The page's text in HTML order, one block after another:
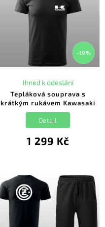
–19 %
Tepláková souprava s
krátkým rukávem Kawasaki
Ihned k odeslání
1 299 Kč
Detail